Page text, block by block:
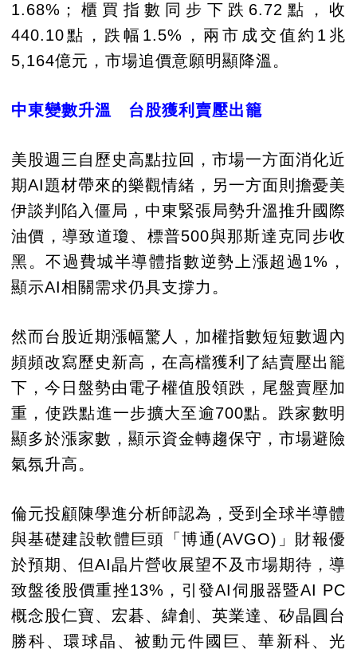
1.68%；櫃買指數同步下跌6.72點，收
440.10點，跌幅1.5%，兩市成交值約1兆
5,164億元，市場追價意願明顯降溫。
中東變數升溫 台股獲利賣壓出籠
美股週三自歷史高點拉回，市場一方面消化近
期AI題材帶來的樂觀情緒，另一方面則擔憂美
伊談判陷入僵局，中東緊張局勢升溫推升國際
油價，導致道瓊、標普500與那斯達克同步收
黑。不過費城半導體指數逆勢上漲超過1%，
顯示AI相關需求仍具支撐力。
然而台股近期漲幅驚人，加權指數短短數週內
頻頻改寫歷史新高，在高檔獲利了結賣壓出籠
下，今日盤勢由電子權值股領跌，尾盤賣壓加
重，使跌點進一步擴大至逾700點。跌家數明
顯多於漲家數，顯示資金轉趨保守，市場避險
氣氛升高。
倫元投顧陳學進分析師認為，受到全球半導體
與基礎建設軟體巨頭「博通(AVGO)」財報優
於預期、但AI晶片營收展望不及市場期待，導
致盤後股價重挫13%，引發AI伺服器暨AI PC
概念股仁寶、宏碁、緯創、英業達、矽晶圓台
勝科、環球晶、被動元件國巨、華新科、光